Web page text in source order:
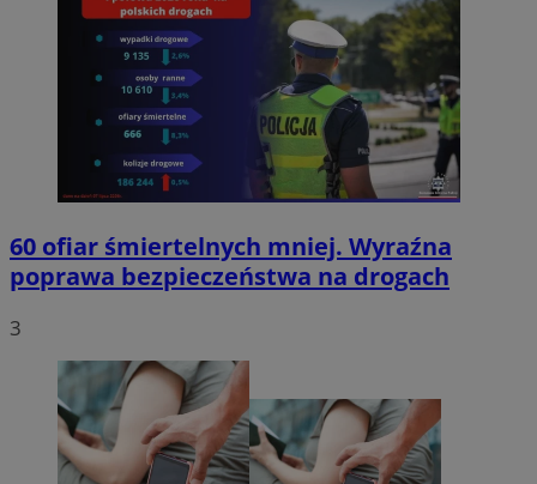
60 ofiar śmiertelnych mniej. Wyraźna
poprawa bezpieczeństwa na drogach
3